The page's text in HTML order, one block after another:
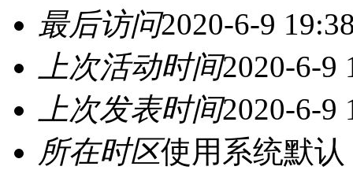
最后访问2020-6-9
上次活动时间2020-6-9
上次发表时间2020-6-9
所在时区使用系统默认